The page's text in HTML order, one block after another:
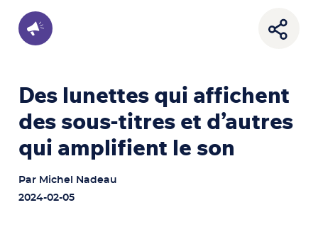
Des lunettes qui affichent
des sous-titres et d’autres
qui amplifient le son
Par Michel Nadeau
2024-02-05